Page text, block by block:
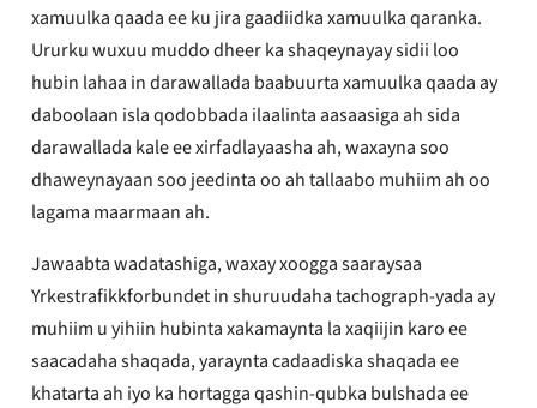
xamuulka qaada ee ku jira gaadiidka xamuulka qaranka.
Ururku wuxuu muddo dheer ka shaqeynayay sidii loo
hubin lahaa in darawallada baabuurta xamuulka qaada ay
daboolaan isla qodobbada ilaalinta aasaasiga ah sida
darawallada kale ee xirfadlayaasha ah, waxayna soo
dhaweynayaan soo jeedinta oo ah tallaabo muhiim ah oo
lagama maarmaan ah.
Jawaabta wadatashiga, waxay xoogga saaraysaa
Yrkestrafikkforbundet in shuruudaha tachograph-yada ay
muhiim u yihiin hubinta xakamaynta la xaqiijin karo ee
saacadaha shaqada, yaraynta cadaadiska shaqada ee
khatarta ah iyo ka hortagga qashin-qubka bulshada ee